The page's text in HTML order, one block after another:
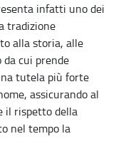
infatti uno dei
tradizione
alla storia, alle
cui prende
tutela più forte
assicurando al
il rispetto della
nel tempo la